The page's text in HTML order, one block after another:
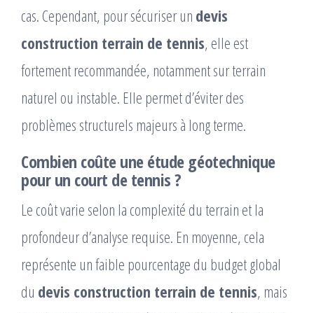
cas. Cependant, pour sécuriser un devis
construction terrain de tennis, elle est
fortement recommandée, notamment sur terrain
naturel ou instable. Elle permet d’éviter des
problèmes structurels majeurs à long terme.
Combien coûte une étude géotechnique
pour un court de tennis ?
Le coût varie selon la complexité du terrain et la
profondeur d’analyse requise. En moyenne, cela
représente un faible pourcentage du budget global
du devis construction terrain de tennis, mais